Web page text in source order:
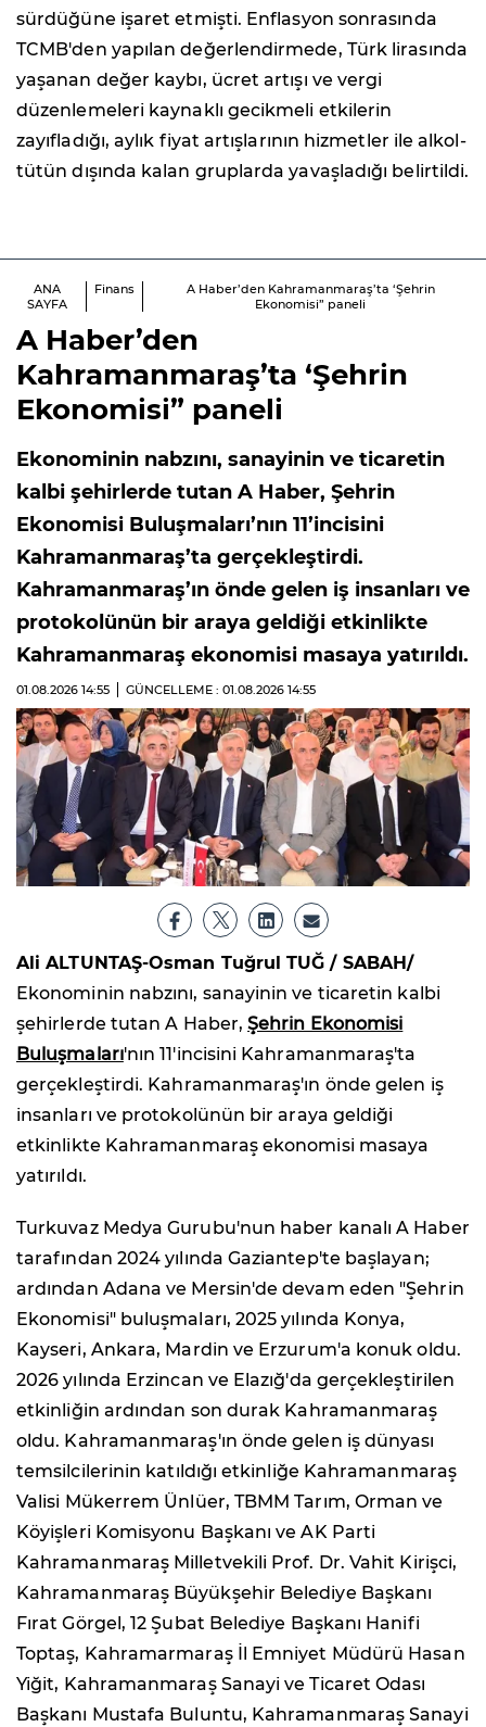
sürdüğüne işaret etmişti. Enflasyon sonrasında
TCMB'den yapılan değerlendirmede, Türk lirasında
yaşanan değer kaybı, ücret artışı ve vergi
düzenlemeleri kaynaklı gecikmeli etkilerin
zayıfladığı, aylık fiyat artışlarının hizmetler ile alkol-
tütün dışında kalan gruplarda yavaşladığı belirtildi.
ANA
SAYFA
Finans
A Haber’den Kahramanmaraş’ta ‘Şehrin
Ekonomisi” paneli
A Haber’den
Kahramanmaraş’ta ‘Şehrin
Ekonomisi” paneli
Ekonominin nabzını, sanayinin ve ticaretin
kalbi şehirlerde tutan A Haber, Şehrin
Ekonomisi Buluşmaları’nın 11’incisini
Kahramanmaraş’ta gerçekleştirdi.
Kahramanmaraş’ın önde gelen iş insanları ve
protokolünün bir araya geldiği etkinlikte
Kahramanmaraş ekonomisi masaya yatırıldı.
01.08.2026 14:55 GÜNCELLEME : 01.08.2026 14:55
Ali ALTUNTAŞ-Osman Tuğrul TUĞ / SABAH/
Ekonominin nabzını, sanayinin ve ticaretin kalbi
şehirlerde tutan A Haber,Şehrin Ekonomisi
Buluşmaları'nın 11'incisini Kahramanmaraş'ta
gerçekleştirdi. Kahramanmaraş'ın önde gelen iş
insanları ve protokolünün bir araya geldiği
etkinlikte Kahramanmaraş ekonomisi masaya
yatırıldı.
Turkuvaz Medya Gurubu'nun haber kanalı A Haber
tarafından 2024 yılında Gaziantep'te başlayan;
ardından Adana ve Mersin'de devam eden "Şehrin
Ekonomisi" buluşmaları, 2025 yılında Konya,
Kayseri, Ankara, Mardin ve Erzurum'a konuk oldu.
2026 yılında Erzincan ve Elazığ'da gerçekleştirilen
etkinliğin ardından son durak Kahramanmaraş
oldu. Kahramanmaraş'ın önde gelen iş dünyası
temsilcilerinin katıldığı etkinliğe Kahramanmaraş
Valisi Mükerrem Ünlüer, TBMM Tarım, Orman ve
Köyişleri Komisyonu Başkanı ve AK Parti
Kahramanmaraş Milletvekili Prof. Dr. Vahit Kirişci,
Kahramanmaraş Büyükşehir Belediye Başkanı
Fırat Görgel, 12 Şubat Belediye Başkanı Hanifi
Toptaş, Kahramarmaraş İl Emniyet Müdürü Hasan
Yiğit, Kahramanmaraş Sanayi ve Ticaret Odası
Başkanı Mustafa Buluntu, Kahramanmaraş Sanayi